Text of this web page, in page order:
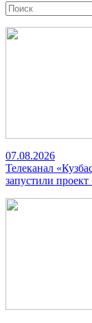
07.08.2026
Телеканал
запустили